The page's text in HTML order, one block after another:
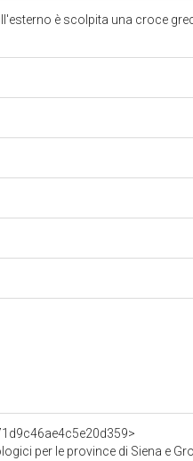
è scolpita una croce
per le province di Siena e